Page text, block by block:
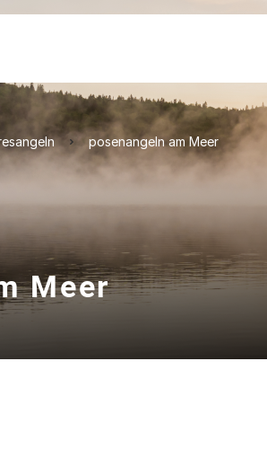
posenangeln am Meer
Meer